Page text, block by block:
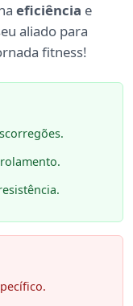
eficiência e
aliado para
fitness!